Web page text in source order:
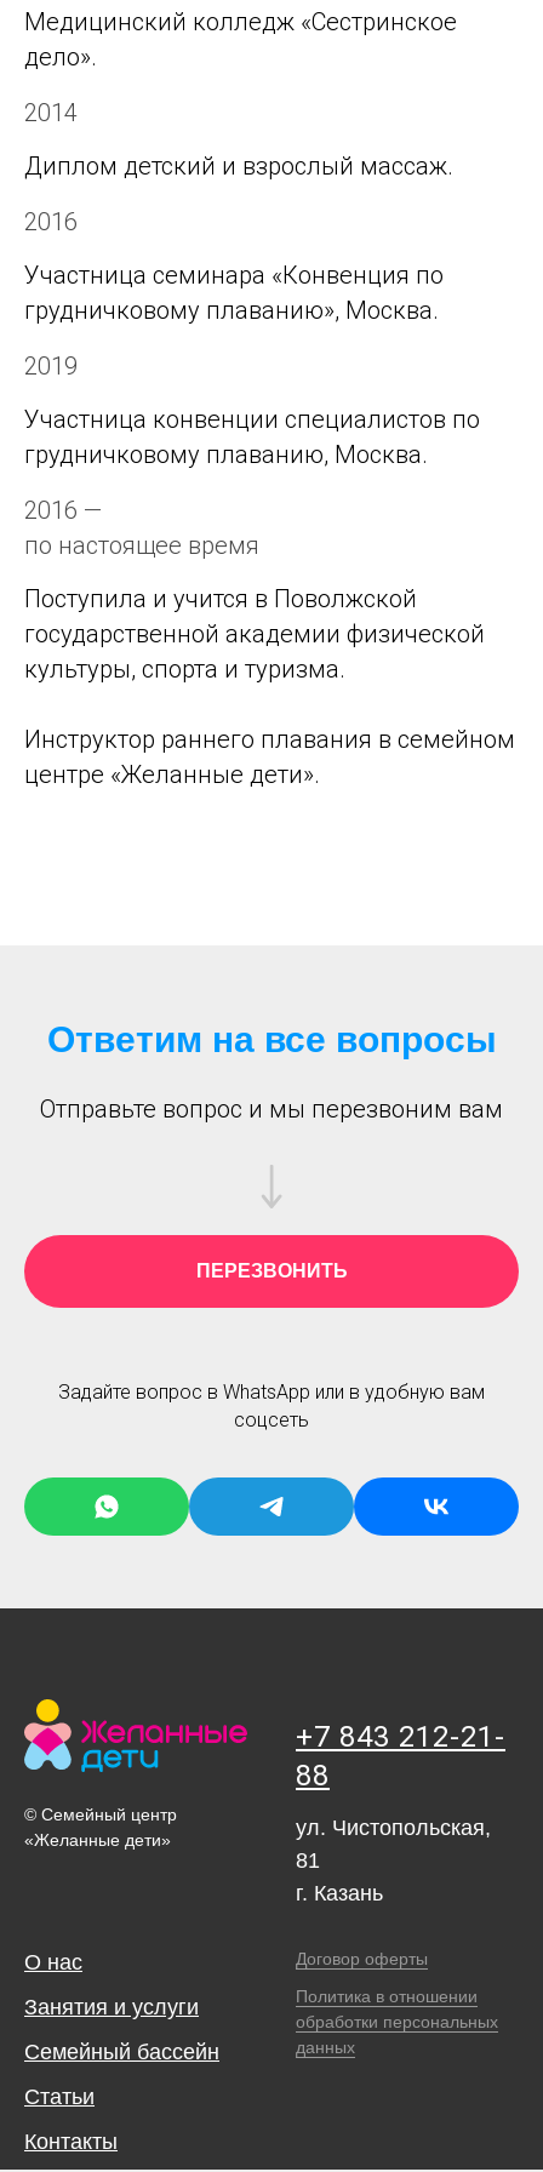
Медицинский колледж «Сестринское
дело».
2014
Диплом детский и взрослый массаж.
2016
Участница семинара «Конвенция по
грудничковому плаванию», Москва.
2019
Участница конвенции специалистов по
грудничковому плаванию, Москва.
2016 —
по настоящее время
Поступила и учится в Поволжской
государственной академии физической
культуры, спорта и туризма.
Инструктор раннего плавания в семейном
центре «Желанные дети».
Ответим на все вопросы
Отправьте вопрос и мы перезвоним вам
ПЕРЕЗВОНИТЬ
Задайте вопрос в WhatsApp или в удобную вам
соцсеть
© Семейный центр
«Желанные дети»
+7 843 212-21-
88
ул. Чистопольская,
81
г. Казань
О нас
Занятия и услуги
Семейный бассейн
Статьи
Контакты
Договор оферты
Политика в отношении
обработки персональных
данных